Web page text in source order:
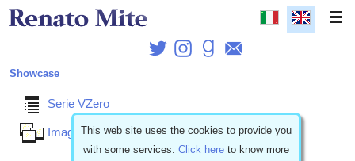
Showcase
Serie VZero
ImagesThis web site uses the cookies to provide you
with some services. Click hereto know more